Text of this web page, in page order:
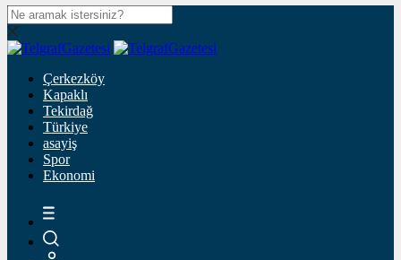
Çerkezköy
Kapaklı
Tekirdağ
Türkiye
asayiş
Spor
Ekonomi